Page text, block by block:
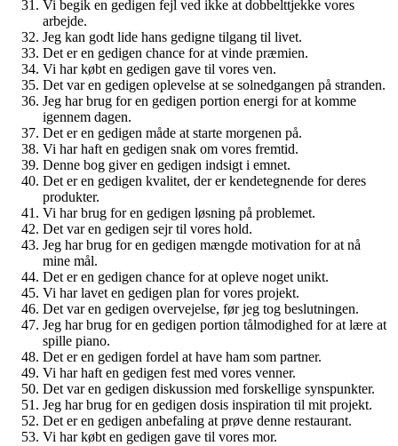
Vi begik en gedigen fejl ved ikke at dobbelttjekke vores
arbejde.
Jeg kan godt lide hans gedigne tilgang til livet.
Det er en gedigen chance for at vinde præmien.
Vi har købt en gedigen gave til vores ven.
Det var en gedigen oplevelse at se solnedgangen på stranden.
Jeg har brug for en gedigen portion energi for at komme
igennem dagen.
Det er en gedigen måde at starte morgenen på.
Vi har haft en gedigen snak om vores fremtid.
Denne bog giver en gedigen indsigt i emnet.
Det er en gedigen kvalitet, der er kendetegnende for deres
produkter.
Vi har brug for en gedigen løsning på problemet.
Det var en gedigen sejr til vores hold.
Jeg har brug for en gedigen mængde motivation for at nå
mine mål.
Det er en gedigen chance for at opleve noget unikt.
Vi har lavet en gedigen plan for vores projekt.
Det var en gedigen overvejelse, før jeg tog beslutningen.
Jeg har brug for en gedigen portion tålmodighed for at lære at
spille piano.
Det er en gedigen fordel at have ham som partner.
Vi har haft en gedigen fest med vores venner.
Det var en gedigen diskussion med forskellige synspunkter.
Jeg har brug for en gedigen dosis inspiration til mit projekt.
Det er en gedigen anbefaling at prøve denne restaurant.
Vi har købt en gedigen gave til vores mor.